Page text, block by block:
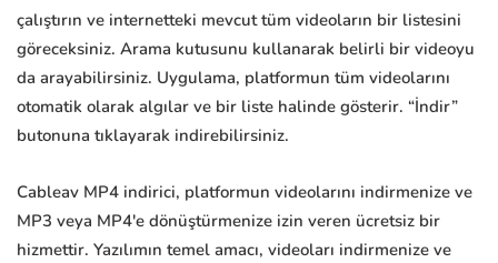
çalıştırın ve internetteki mevcut tüm videoların bir listesini
göreceksiniz. Arama kutusunu kullanarak belirli bir videoyu
da arayabilirsiniz. Uygulama, platformun tüm videolarını
otomatik olarak algılar ve bir liste halinde gösterir. “İndir”
butonuna tıklayarak indirebilirsiniz.
Cableav MP4 indirici, platformun videolarını indirmenize ve
MP3 veya MP4'e dönüştürmenize izin veren ücretsiz bir
hizmettir. Yazılımın temel amacı, videoları indirmenize ve